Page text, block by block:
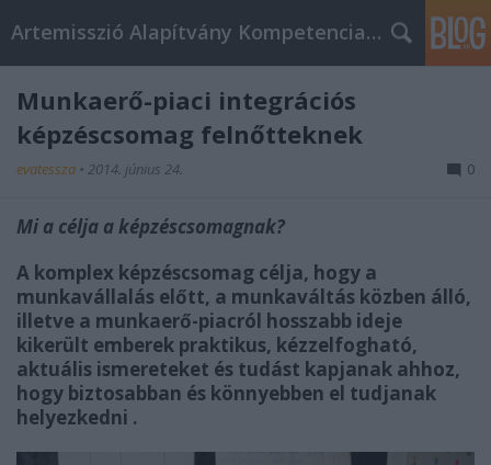
Artemisszió Alapítvány Kompetencia Központ
Munkaerő-piaci integrációs
képzéscsomag felnőtteknek
evatessza • 2014. június 24. 0
Mi a célja a képzéscsomagnak?
A komplex képzéscsomag célja, hogy a
munkavállalás előtt, a munkaváltás közben álló,
illetve a munkaerő-piacról hosszabb ideje
kikerült emberek praktikus, kézzelfogható,
aktuális ismereteket és tudást kapjanak ahhoz,
hogy biztosabban és könnyebben el tudjanak
helyezkedni .